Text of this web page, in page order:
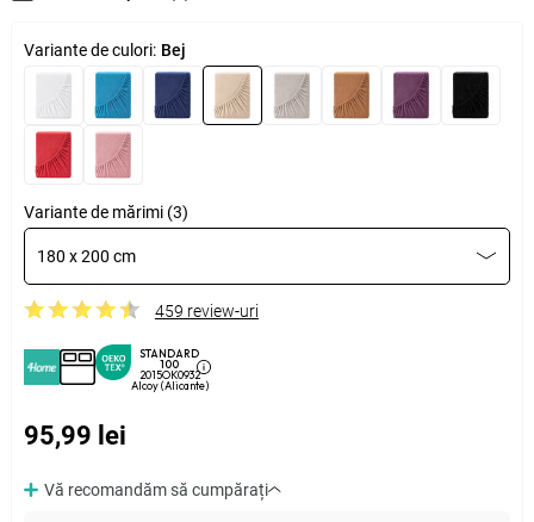
Variante de culori: Bej
Variante de mărimi (3)
180 x 200 cm
459 review-uri
STANDARD
100
2015OK0932
Alcoy (Alicante)
95,99 lei
Vă recomandăm să cumpărați